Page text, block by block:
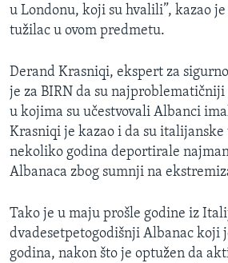
u Londonu, koji su hvalili”, kazao
tužilac u ovom predmetu.
Derand Krasniqi, ekspert za
je za BIRN da su
u kojima su učestvovali Albanci
Krasniqi je kazao i da su
nekoliko godina deportirale
Albanaca zbog sumnji na
Tako je u maju prošle godine iz
dvadesetpetogodišnji Albanac koji
godina, nakon što je optužen da